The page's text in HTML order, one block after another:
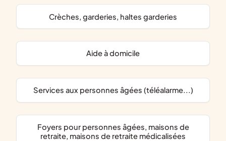
crèches, garderies, haltes garderies
aide à domicile
services aux personnes âgées (téléalarme...)
foyers pour personnes âgées, maisons de
retraite, maisons de retraite médicalisées